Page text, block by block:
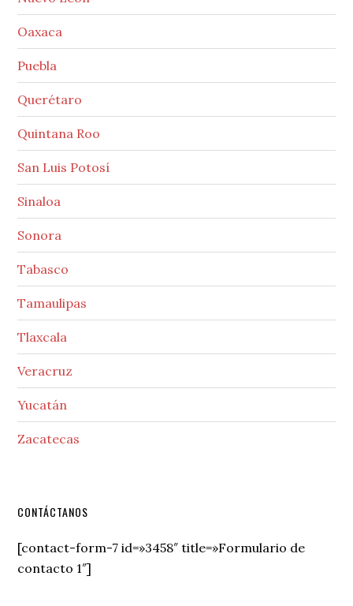
Oaxaca
Puebla
Querétaro
Quintana Roo
San Luis Potosí
Sinaloa
Sonora
Tabasco
Tamaulipas
Tlaxcala
Veracruz
Yucatán
Zacatecas
Secondary
Sidebar
CONTÁCTANOS
[contact-form-7 id=»3458″ title=»Formulario de
contacto 1″]